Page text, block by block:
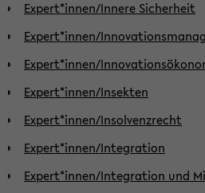
Expert*innen/Innere Sicherheit
Expert*innen/
Expert*innen/
Expert*innen/Insekten
Expert*innen/Insolvenzrecht
Expert*innen/Integration
Expert*innen/Integration und